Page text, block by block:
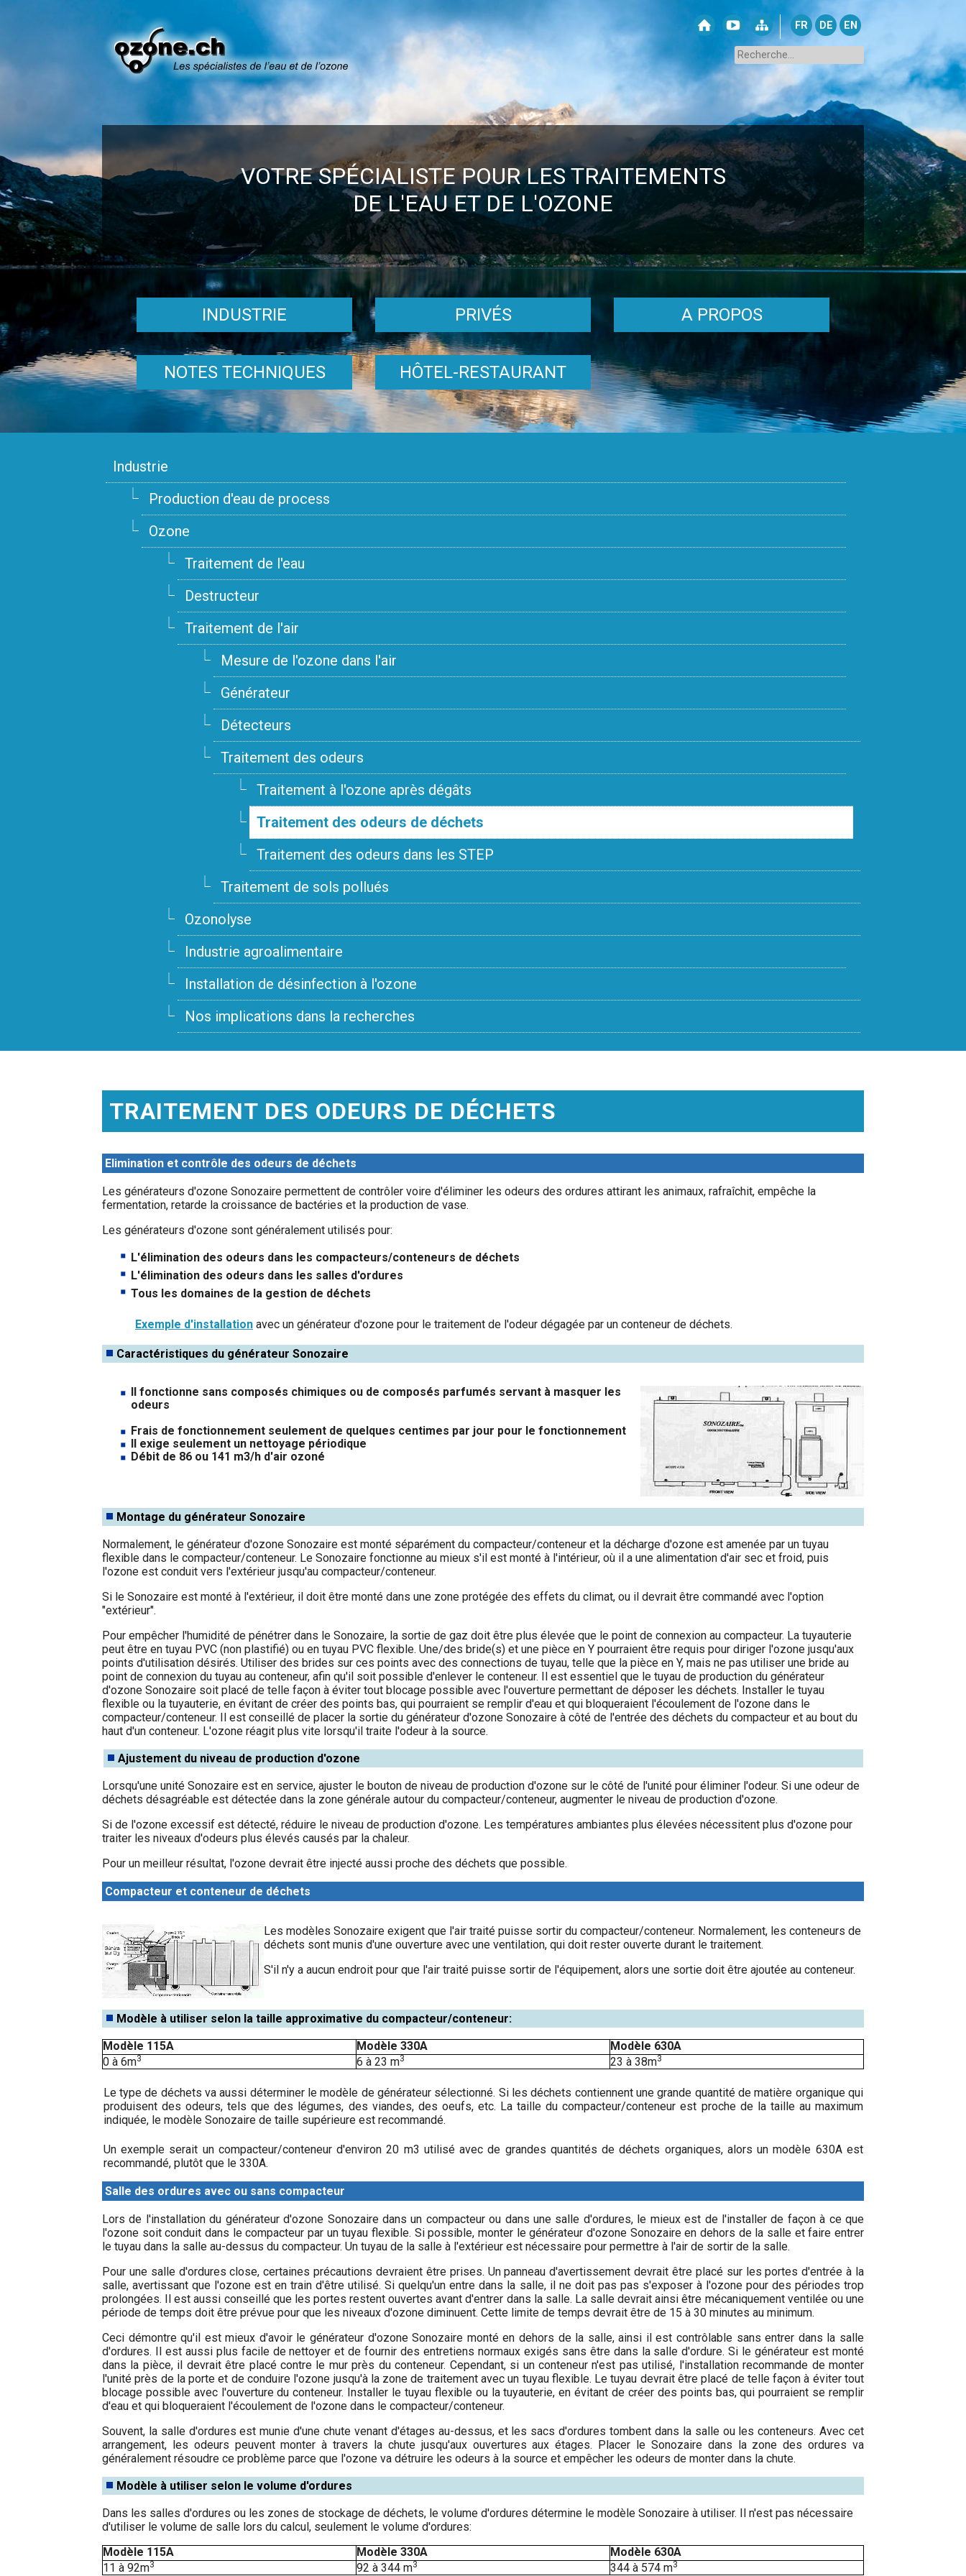
FR DE EN
VOTRE SPÉCIALISTE POUR LES TRAITEMENTS
DE L'EAU ET DE L'OZONE
INDUSTRIE PRIVÉS A PROPOS
NOTES TECHNIQUES HÔTEL-RESTAURANT
Industrie
Production d'eau de process
Ozone
Traitement de l'eau
Destructeur
Traitement de l'air
Mesure de l'ozone dans l'air
Générateur
Détecteurs
Traitement des odeurs
Traitement à l'ozone après dégâts
Traitement des odeurs de déchets
Traitement des odeurs dans les STEP
Traitement de sols pollués
Ozonolyse
Industrie agroalimentaire
Installation de désinfection à l'ozone
Nos implications dans la recherches
TRAITEMENT DES ODEURS DE DÉCHETS
Elimination et contrôle des odeurs de déchets
Les générateurs d'ozone Sonozaire permettent de contrôler voire d'éliminer les odeurs des ordures attirant les animaux, rafraîchit, empêche la
fermentation, retarde la croissance de bactéries et la production de vase.
Les générateurs d'ozone sont généralement utilisés pour:
L'élimination des odeurs dans les compacteurs/conteneurs de déchets
L'élimination des odeurs dans les salles d'ordures
Tous les domaines de la gestion de déchets
Exemple d'installation avec un générateur d'ozone pour le traitement de l'odeur dégagée par un conteneur de déchets.
Caractéristiques du générateur Sonozaire
Il fonctionne sans composés chimiques ou de composés parfumés servant à masquer les
odeurs
Frais de fonctionnement seulement de quelques centimes par jour pour le fonctionnement
Il exige seulement un nettoyage périodique
Débit de 86 ou 141 m3/h d'air ozoné
Montage du générateur Sonozaire
Normalement, le générateur d'ozone Sonozaire est monté séparément du compacteur/conteneur et la décharge d'ozone est amenée par un tuyau
flexible dans le compacteur/conteneur. Le Sonozaire fonctionne au mieux s'il est monté à l'intérieur, où il a une alimentation d'air sec et froid, puis
l'ozone est conduit vers l'extérieur jusqu'au compacteur/conteneur.
Si le Sonozaire est monté à l'extérieur, il doit être monté dans une zone protégée des effets du climat, ou il devrait être commandé avec l'option
"extérieur".
Pour empêcher l'humidité de pénétrer dans le Sonozaire, la sortie de gaz doit être plus élevée que le point de connexion au compacteur. La tuyauterie
peut être en tuyau PVC (non plastifié) ou en tuyau PVC flexible. Une/des bride(s) et une pièce en Y pourraient être requis pour diriger l'ozone jusqu'aux
points d'utilisation désirés. Utiliser des brides sur ces points avec des connections de tuyau, telle que la pièce en Y, mais ne pas utiliser une bride au
point de connexion du tuyau au conteneur, afin qu'il soit possible d'enlever le conteneur. Il est essentiel que le tuyau de production du générateur
d'ozone Sonozaire soit placé de telle façon à éviter tout blocage possible avec l'ouverture permettant de déposer les déchets. Installer le tuyau
flexible ou la tuyauterie, en évitant de créer des points bas, qui pourraient se remplir d'eau et qui bloqueraient l'écoulement de l'ozone dans le
compacteur/conteneur. Il est conseillé de placer la sortie du générateur d'ozone Sonozaire à côté de l'entrée des déchets du compacteur et au bout du
haut d'un conteneur. L'ozone réagit plus vite lorsqu'il traite l'odeur à la source.
Ajustement du niveau de production d'ozone
Lorsqu'une unité Sonozaire est en service, ajuster le bouton de niveau de production d'ozone sur le côté de l'unité pour éliminer l'odeur. Si une odeur de
déchets désagréable est détectée dans la zone générale autour du compacteur/conteneur, augmenter le niveau de production d'ozone.
Si de l'ozone excessif est détecté, réduire le niveau de production d'ozone. Les températures ambiantes plus élevées nécessitent plus d'ozone pour
traiter les niveaux d'odeurs plus élevés causés par la chaleur.
Pour un meilleur résultat, l'ozone devrait être injecté aussi proche des déchets que possible.
Compacteur et conteneur de déchets
Les modèles Sonozaire exigent que l'air traité puisse sortir du compacteur/conteneur. Normalement, les conteneurs de
déchets sont munis d'une ouverture avec une ventilation, qui doit rester ouverte durant le traitement.
S'il n'y a aucun endroit pour que l'air traité puisse sortir de l'équipement, alors une sortie doit être ajoutée au conteneur.
Modèle à utiliser selon la taille approximative du compacteur/conteneur:
Modèle 115A
Modèle 330A
Modèle 630A
0 à 6m3 6 à 23 m3 23 à 38m3
Le type de déchets va aussi déterminer le modèle de générateur sélectionné. Si les déchets contiennent une grande quantité de matière organique qui
produisent des odeurs, tels que des légumes, des viandes, des oeufs, etc. La taille du compacteur/conteneur est proche de la taille au maximum
indiquée, le modèle Sonozaire de taille supérieure est recommandé.
Un exemple serait un compacteur/conteneur d'environ 20 m3 utilisé avec de grandes quantités de déchets organiques, alors un modèle 630A est
recommandé, plutôt que le 330A.
Salle des ordures avec ou sans compacteur
Lors de l'installation du générateur d'ozone Sonozaire dans un compacteur ou dans une salle d'ordures, le mieux est de l'installer de façon à ce que
l'ozone soit conduit dans le compacteur par un tuyau flexible. Si possible, monter le générateur d'ozone Sonozaire en dehors de la salle et faire entrer
le tuyau dans la salle au-dessus du compacteur. Un tuyau de la salle à l'extérieur est nécessaire pour permettre à l'air de sortir de la salle.
Pour une salle d'ordures close, certaines précautions devraient être prises. Un panneau d'avertissement devrait être placé sur les portes d'entrée à la
salle, avertissant que l'ozone est en train d'être utilisé. Si quelqu'un entre dans la salle, il ne doit pas pas s'exposer à l'ozone pour des périodes trop
prolongées. Il est aussi conseillé que les portes restent ouvertes avant d'entrer dans la salle. La salle devrait ainsi être mécaniquement ventilée ou une
période de temps doit être prévue pour que les niveaux d'ozone diminuent. Cette limite de temps devrait être de 15 à 30 minutes au minimum.
Ceci démontre qu'il est mieux d'avoir le générateur d'ozone Sonozaire monté en dehors de la salle, ainsi il est contrôlable sans entrer dans la salle
d'ordures. Il est aussi plus facile de nettoyer et de fournir des entretiens normaux exigés sans être dans la salle d'ordure. Si le générateur est monté
dans la pièce, il devrait être placé contre le mur près du conteneur. Cependant, si un conteneur n'est pas utilisé, l'installation recommande de monter
l'unité près de la porte et de conduire l'ozone jusqu'à la zone de traitement avec un tuyau flexible. Le tuyau devrait être placé de telle façon à éviter tout
blocage possible avec l'ouverture du conteneur. Installer le tuyau flexible ou la tuyauterie, en évitant de créer des points bas, qui pourraient se remplir
d'eau et qui bloqueraient l'écoulement de l'ozone dans le compacteur/conteneur.
Souvent, la salle d'ordures est munie d'une chute venant d'étages au-dessus, et les sacs d'ordures tombent dans la salle ou les conteneurs. Avec cet
arrangement, les odeurs peuvent monter à travers la chute jusqu'aux ouvertures aux étages. Placer le Sonozaire dans la zone des ordures va
généralement résoudre ce problème parce que l'ozone va détruire les odeurs à la source et empêcher les odeurs de monter dans la chute.
Modèle à utiliser selon le volume d'ordures
Dans les salles d'ordures ou les zones de stockage de déchets, le volume d'ordures détermine le modèle Sonozaire à utiliser. Il n'est pas nécessaire
d'utiliser le volume de salle lors du calcul, seulement le volume d'ordures:
Modèle 115A
Modèle 330A
Modèle 630A
11 à 92m3 92 à 344 m3 344 à 574 m3